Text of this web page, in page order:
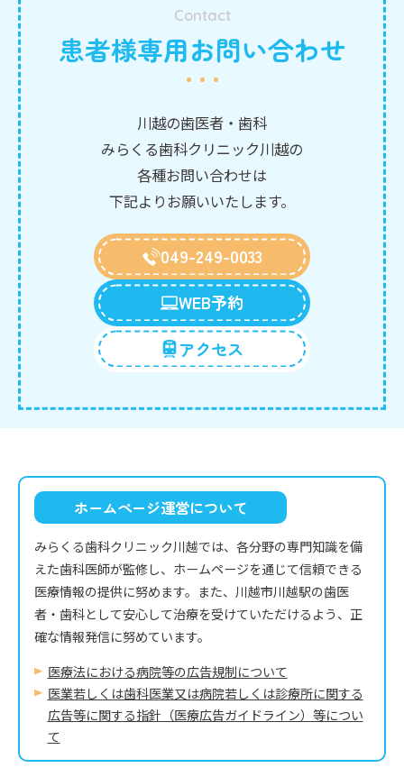
Contact
患者様専用お問い合わせ
川越の歯医者・歯科
みらくる歯科クリニック川越の
各種お問い合わせは
下記よりお願いいたします。
049-249-0033
WEB予約
アクセス
ホームページ運営について
みらくる歯科クリニック川越では、各分野の専門知識を備
えた歯科医師が監修し、ホームページを通じて信頼できる
医療情報の提供に努めます。また、川越市川越駅の歯医
者・歯科として安心して治療を受けていただけるよう、正
確な情報発信に努めています。
医療法における病院等の広告規制について
医業若しくは⻭科医業⼜は病院若しくは診療所に関する
広告等に関する指針（医療広告ガイドライン）等につい
て